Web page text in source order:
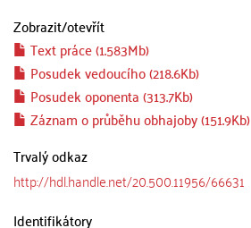
Zobrazit/otevřít
Text práce (1.583Mb)
Posudek vedoucího (218.6Kb)
Posudek oponenta (313.7Kb)
Záznam o průběhu obhajoby (151.9Kb)
Trvalý odkaz
http://hdl.handle.net/20.500.11956/66631
Identifikátory